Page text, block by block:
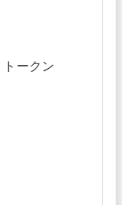
トークン